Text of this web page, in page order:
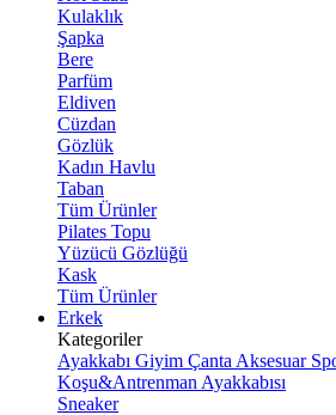
Kulaklık
Şapka
Bere
Parfüm
Eldiven
Cüzdan
Gözlük
Kadın Havlu
Taban
Tüm Ürünler
Pilates Topu
Yüzücü Gözlüğü
Kask
Tüm Ürünler
Erkek
Kategoriler
Ayakkabı Giyim Çanta Aksesuar
Koşu&Antrenman Ayakkabısı
Sneaker